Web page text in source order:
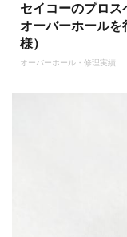
セイコーのプロ
オーバーホールを
様）
オーバーホール・修理実績